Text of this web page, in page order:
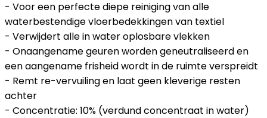
- Voor een perfecte diepe reiniging van alle
waterbestendige vloerbedekkingen van textiel
- Verwijdert alle in water oplosbare vlekken
- Onaangename geuren worden geneutraliseerd en
een aangename frisheid wordt in de ruimte verspreidt
- Remt re-vervuiling en laat geen kleverige resten
achter
- Concentratie: 10% (verdund concentraat in water)